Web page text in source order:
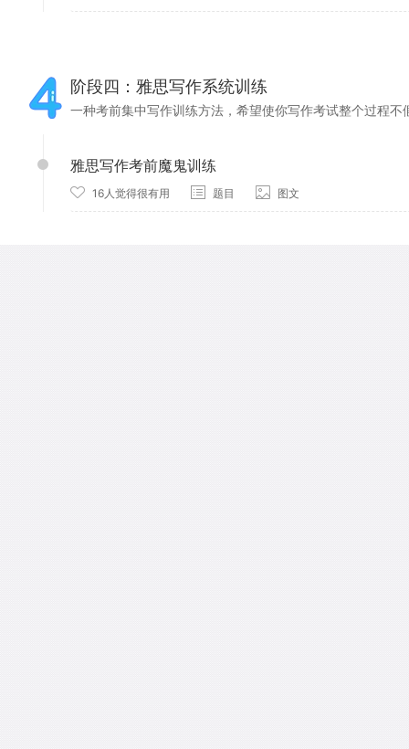
阶段四：雅思写作系统训练
一种考前集中写作训练方法，希望使你写作考试整个过程不
雅思写作考前魔鬼训练
16人觉得很有用 题目 图文